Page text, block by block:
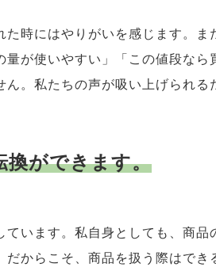
時にはやりがいを感じます。
が使いやすい」「この値段な
。私たちの声が吸い上げられる
換ができます。
います。私自身としても、商
からこそ、商品を扱う際はで